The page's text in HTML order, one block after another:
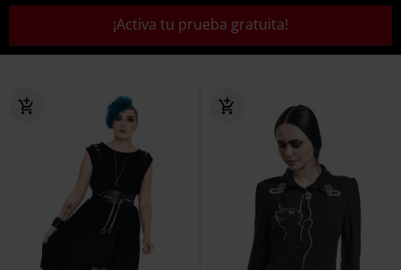
¡Activa tu prueba gratuita!